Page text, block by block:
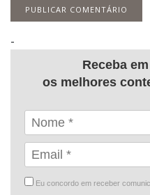
-
Receba
os melhores
Eu concordo em receber